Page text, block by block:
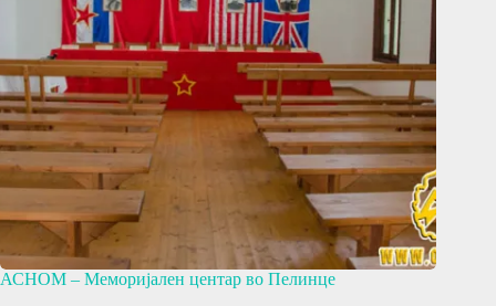
АСНОМ – Меморијален центар во Пелинце